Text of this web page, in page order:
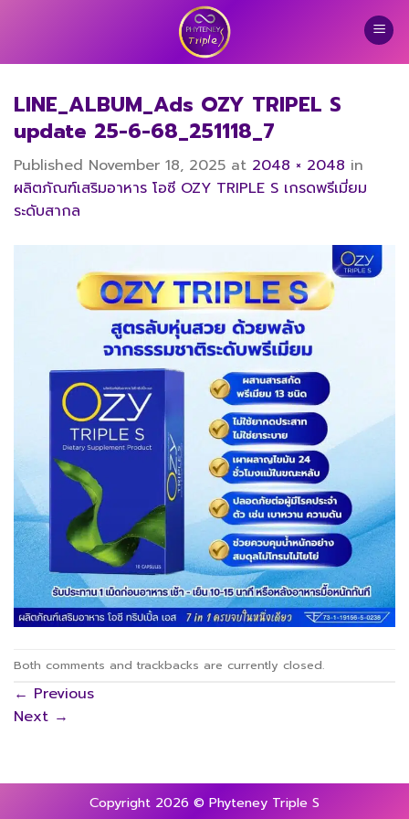
LINE_ALBUM_Ads OZY TRIPEL S
update 25-6-68_251118_7
Published November 18, 2025 at 2048 × 2048 in
ผลิตภัณฑ์เสริมอาหาร โอซี OZY TRIPLE S เกรดพรีเมี่ยม
ระดับสากล
Both comments and trackbacks are currently closed.
← Previous
Next →
Copyright 2026 © Phyteney Triple S